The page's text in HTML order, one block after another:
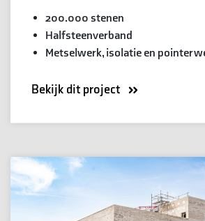
200.000 stenen
Halfsteenverband
Metselwerk, isolatie en
Bekijk dit project